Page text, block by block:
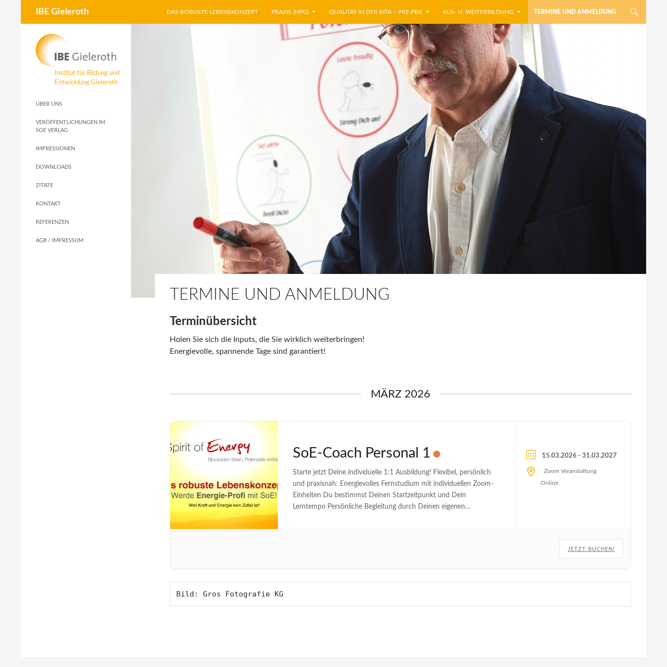
IBE Gieleroth DAS ROBUSTE LEBENSKONZEPT PRAXIS (HPG) QUALITÄT IN DER KITA – PRE-PBK AUS- U. WEITERBILDUNG TERMINE UND ANMELDUNG
TERMINE UND ANMELDUNG
Terminübersicht
Holen Sie sich die Inputs, die Sie wirklich weiterbringen!
Energievolle, spannende Tage sind garantiert!
MÄRZ 2026
SoE-Coach Personal 1
Starte jetzt Deine individuelle 1:1 Ausbildung! Flexibel, persönlich
und praxisnah: Energievolles Fernstudium mit individuellen Zoom-
Einheiten Du bestimmst Deinen Startzeitpunkt und Dein
Lerntempo Persönliche Begleitung durch Deinen eigenen
15.03.2026 - 31.03.2027
Zoom Veranstaltung
Online
JETZT BUCHEN!
Bild: Gros Fotografie KG
Institut für Bildung und
Entwicklung Gieleroth
ÜBER UNS
VERÖFFENTLICHUNGEN IM
SOE VERLAG
IMPRESSIONEN
DOWNLOADS
ZITATE
KONTAKT
REFERENZEN
AGB / IMPRESSUM